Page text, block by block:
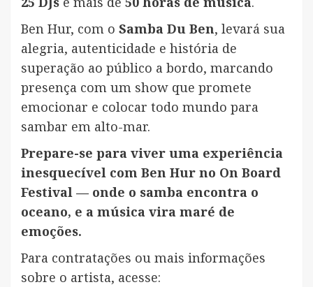
Ben Hur, com o Samba Du Ben, levará sua
alegria, autenticidade e história de
superação ao público a bordo, marcando
presença com um show que promete
emocionar e colocar todo mundo para
sambar em alto-mar.
Prepare-se para viver uma experiência
inesquecível com Ben Hur no On Board
Festival — onde o samba encontra o
oceano, e a música vira maré de
emoções.
Para contratações ou mais informações
sobre o artista, acesse: